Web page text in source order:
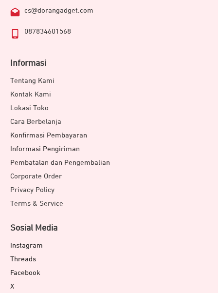
cs@dorangadget.com
087834601568
Informasi
Tentang Kami
Kontak Kami
Lokasi Toko
Cara Berbelanja
Konfirmasi Pembayaran
Informasi Pengiriman
Pembatalan dan Pengembalian
Corporate Order
Privacy Policy
Terms & Service
Sosial Media
Instagram
Threads
Facebook
X